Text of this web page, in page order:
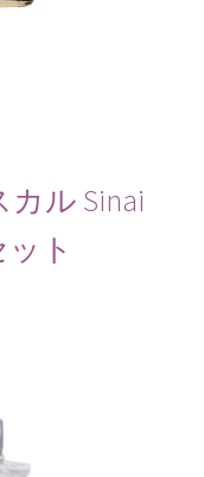
ル Sinai
ット